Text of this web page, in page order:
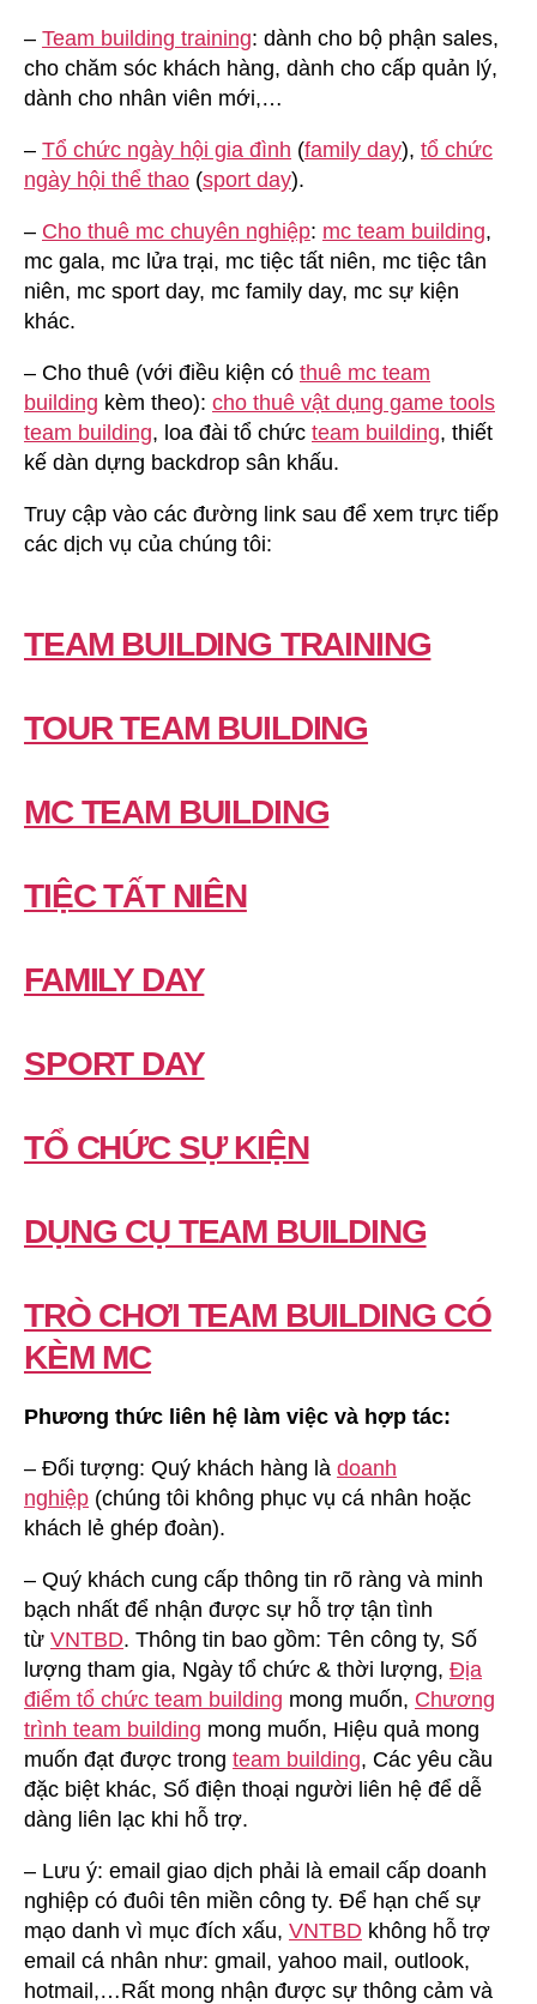
– Team building training: dành cho bộ phận sales,
cho chăm sóc khách hàng, dành cho cấp quản lý,
dành cho nhân viên mới,…
– Tổ chức ngày hội gia đình (family day), tổ chức
ngày hội thể thao (sport day).
– Cho thuê mc chuyên nghiệp: mc team building,
mc gala, mc lửa trại, mc tiệc tất niên, mc tiệc tân
niên, mc sport day, mc family day, mc sự kiện
khác.
– Cho thuê (với điều kiện có thuê mc team
building kèm theo): cho thuê vật dụng game tools
team building, loa đài tổ chức team building, thiết
kế dàn dựng backdrop sân khấu.
Truy cập vào các đường link sau để xem trực tiếp
các dịch vụ của chúng tôi:
TEAM BUILDING TRAINING
TOUR TEAM BUILDING
MC TEAM BUILDING
TIỆC TẤT NIÊN
FAMILY DAY
SPORT DAY
TỔ CHỨC SỰ KIỆN
DỤNG CỤ TEAM BUILDING
TRÒ CHƠI TEAM BUILDING CÓ
KÈM MC
Phương thức liên hệ làm việc và hợp tác:
– Đối tượng: Quý khách hàng là doanh
nghiệp (chúng tôi không phục vụ cá nhân hoặc
khách lẻ ghép đoàn).
– Quý khách cung cấp thông tin rõ ràng và minh
bạch nhất để nhận được sự hỗ trợ tận tình
từ VNTBD. Thông tin bao gồm: Tên công ty, Số
lượng tham gia, Ngày tổ chức & thời lượng, Địa
điểm tổ chức team building mong muốn, Chương
trình team building mong muốn, Hiệu quả mong
muốn đạt được trong team building, Các yêu cầu
đặc biệt khác, Số điện thoại người liên hệ để dễ
dàng liên lạc khi hỗ trợ.
– Lưu ý: email giao dịch phải là email cấp doanh
nghiệp có đuôi tên miền công ty. Để hạn chế sự
mạo danh vì mục đích xấu, VNTBD không hỗ trợ
email cá nhân như: gmail, yahoo mail, outlook,
hotmail,…Rất mong nhận được sự thông cảm và